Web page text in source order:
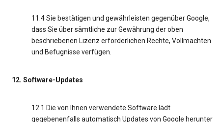
11.4 Sie bestätigen und gewährleisten gegenüber Google,
dass Sie über sämtliche zur Gewährung der oben
beschriebenen Lizenz erforderlichen Rechte, Vollmachten
und Befugnisse verfügen.
12. Software-Updates
12.1 Die von Ihnen verwendete Software lädt
gegebenenfalls automatisch Updates von Google herunter